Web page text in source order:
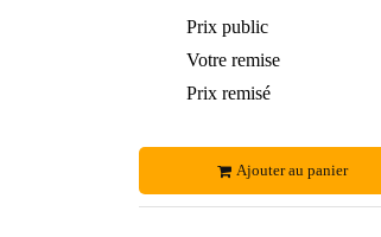
Prix public
Votre remise
Prix remisé
Ajouter au panier